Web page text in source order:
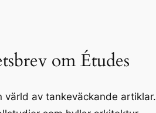
om Études
värld av tankeväckande artiklar.